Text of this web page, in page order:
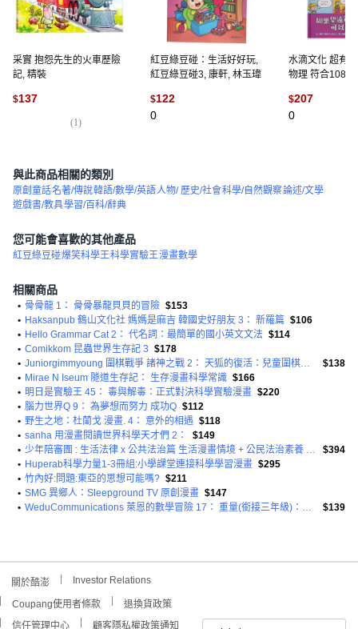
采實 抱怨先生的火車歷險
記, 精裝
$137
(1)
紅豆綠豆碰：生活好好玩,
紅豆綠豆碰3, 康軒, 林玉瑋
$122
0
水滴文化 超有
物理 符合108課
鏡可以穿越時空
保羅‧梅森
$207
0
與此商品相關的類別
原創童話名著/傳說韓語/數學/英語人物/ 歷史/社會科學/自然觀察論述/文學
遊戲書/教具學習/百科/辭典
您可能會喜歡的其他產品
紅豆綠豆碰爆笑科學王科學實驗王漫畫數學
相關商品
• 骨骨龍 1： 骨骨暴龍貝貝的冒險 $153
• Haksanpub 鶴山文化社 媽媽是麻吉 韓國史好朋友 3： 新羅篇 $106
• Hello Grammar Cat 2： 代名詞：最簡單的國小英文文法 $114
• Comikkom 昆蟲世界生存記 3 $178
•
Juniorgimmyoung 圍棋戰爭 諸神之戰 2： 天狐的復活：兒童圍棋學習漫畫
$138
• Mirae N Iseum 隧道生存記： 生存漫畫科學常識 $166
• 明日是實驗王 45： 毒與解毒：正式對決科學實驗漫畫 $220
• 腦力世界Q 9： 為夢想而努力 成功Q $112
• 野生之地：杜蘭戈 漫畫. 4： 意外的相遇 $118
• sanha 用漫畫閱讀世界科學天才們 2：
$149
•
少年陪審團 : 生活法律 x 公共法治篇 生活漫畫情境 + 公民法治素養 避開無所不在的犯罪地雷 共兩冊
$394
• Huperab科學力量1-3冊組:小學課堂連接科學學習漫畫 $295
• 竹內好:問題:東亞的思想可能嗎? $211
• SMG 異鄉人：Sleepground TV 原創漫畫 $147
•
WeduCommunications 萊恩的數學冒險 17： 重量(銜接三年級)：全球No. 1小學數學完全學習 $139
關於酷澎 Investor Relations
Coupang使用者條款
退換貨政策
信任管理中心
顧客隱私權政策通知